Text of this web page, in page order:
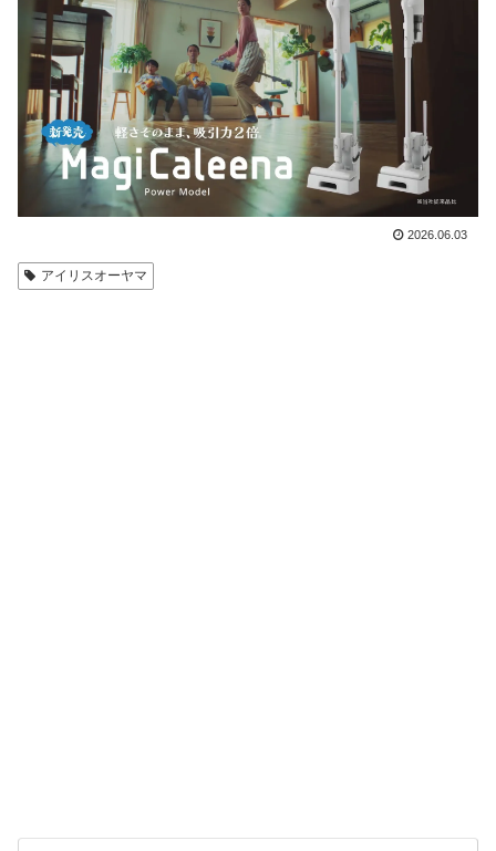
2026.06.03
アイリスオーヤマ